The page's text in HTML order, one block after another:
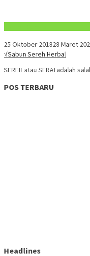
25 Oktober 201828 Maret
√Sabun Sereh Herbal
SEREH atau SERAI adalah
POS TERBARU
Headlines